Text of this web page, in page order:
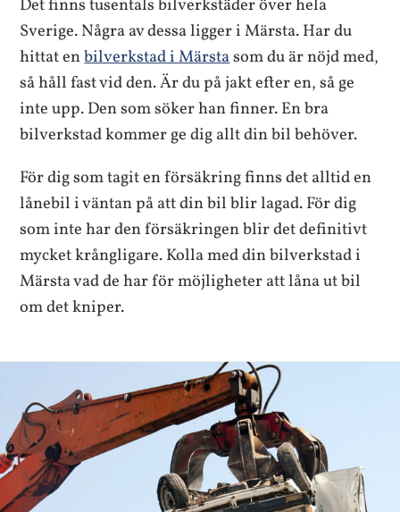
Det finns tusentals bilverkstäder över hela
Sverige. Några av dessa ligger i Märsta. Har du
hittat enbilverkstad i Märstasom du är nöjd med,
så håll fast vid den. Är du på jakt efter en, så ge
inte upp. Den som söker han finner. En bra
bilverkstad kommer ge dig allt din bil behöver.
För dig som tagit en försäkring finns det alltid en
lånebil i väntan på att din bil blir lagad. För dig
som inte har den försäkringen blir det definitivt
mycket krångligare. Kolla med din bilverkstad i
Märsta vad de har för möjligheter att låna ut bil
om det kniper.